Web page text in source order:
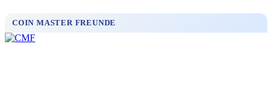
COIN MASTER FREUNDE